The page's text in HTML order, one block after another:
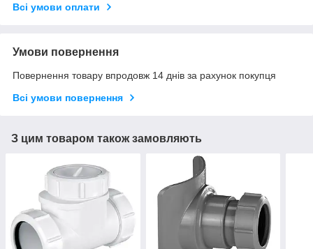
Всі умови оплати
Умови повернення
Повернення товару впродовж 14 днів за рахунок покупця
Всі умови повернення
З цим товаром також замовляють